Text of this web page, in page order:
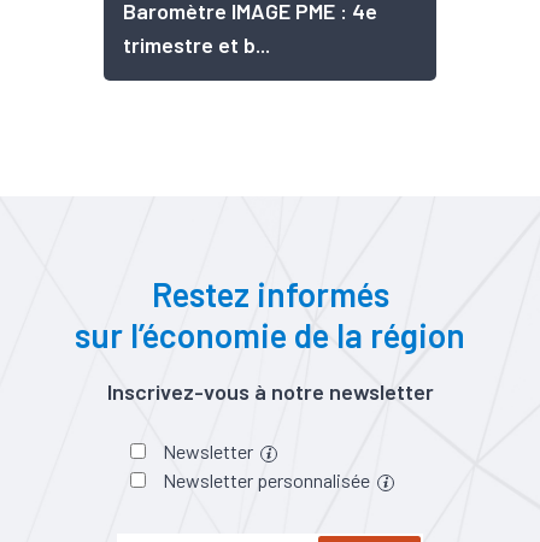
Baromètre IMAGE PME : 4e
trimestre et b...
Restez informés
sur l’économie de la région
Inscrivez-vous à notre newsletter
Newsletter
Newsletter personnalisée